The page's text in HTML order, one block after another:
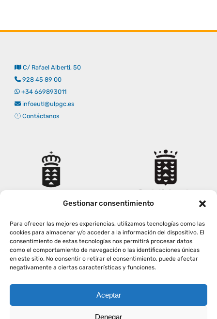
Gestionar consentimiento
Para ofrecer las mejores experiencias, utilizamos tecnologías como las
cookies para almacenar y/o acceder a la información del dispositivo. El
consentimiento de estas tecnologías nos permitirá procesar datos
como el comportamiento de navegación o las identificaciones únicas
en este sitio. No consentir o retirar el consentimiento, puede afectar
negativamente a ciertas características y funciones.
Aceptar
Denegar
C/ Rafael Alberti, 50
928 45 89 00
+34 669893011
infoeutl@ulpgc.es
Contáctanos